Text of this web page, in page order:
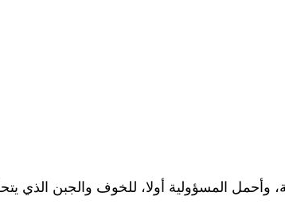
وأحمل المسؤولية أولا، للخوف والجبن الذي